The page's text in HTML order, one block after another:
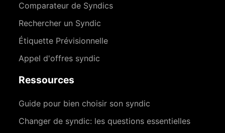
Comparateur de Syndics
Rechercher un Syndic
Étiquette Prévisionnelle
Appel d'offres syndic
Ressources
Guide pour bien choisir son syndic
Changer de syndic: les questions essentielles